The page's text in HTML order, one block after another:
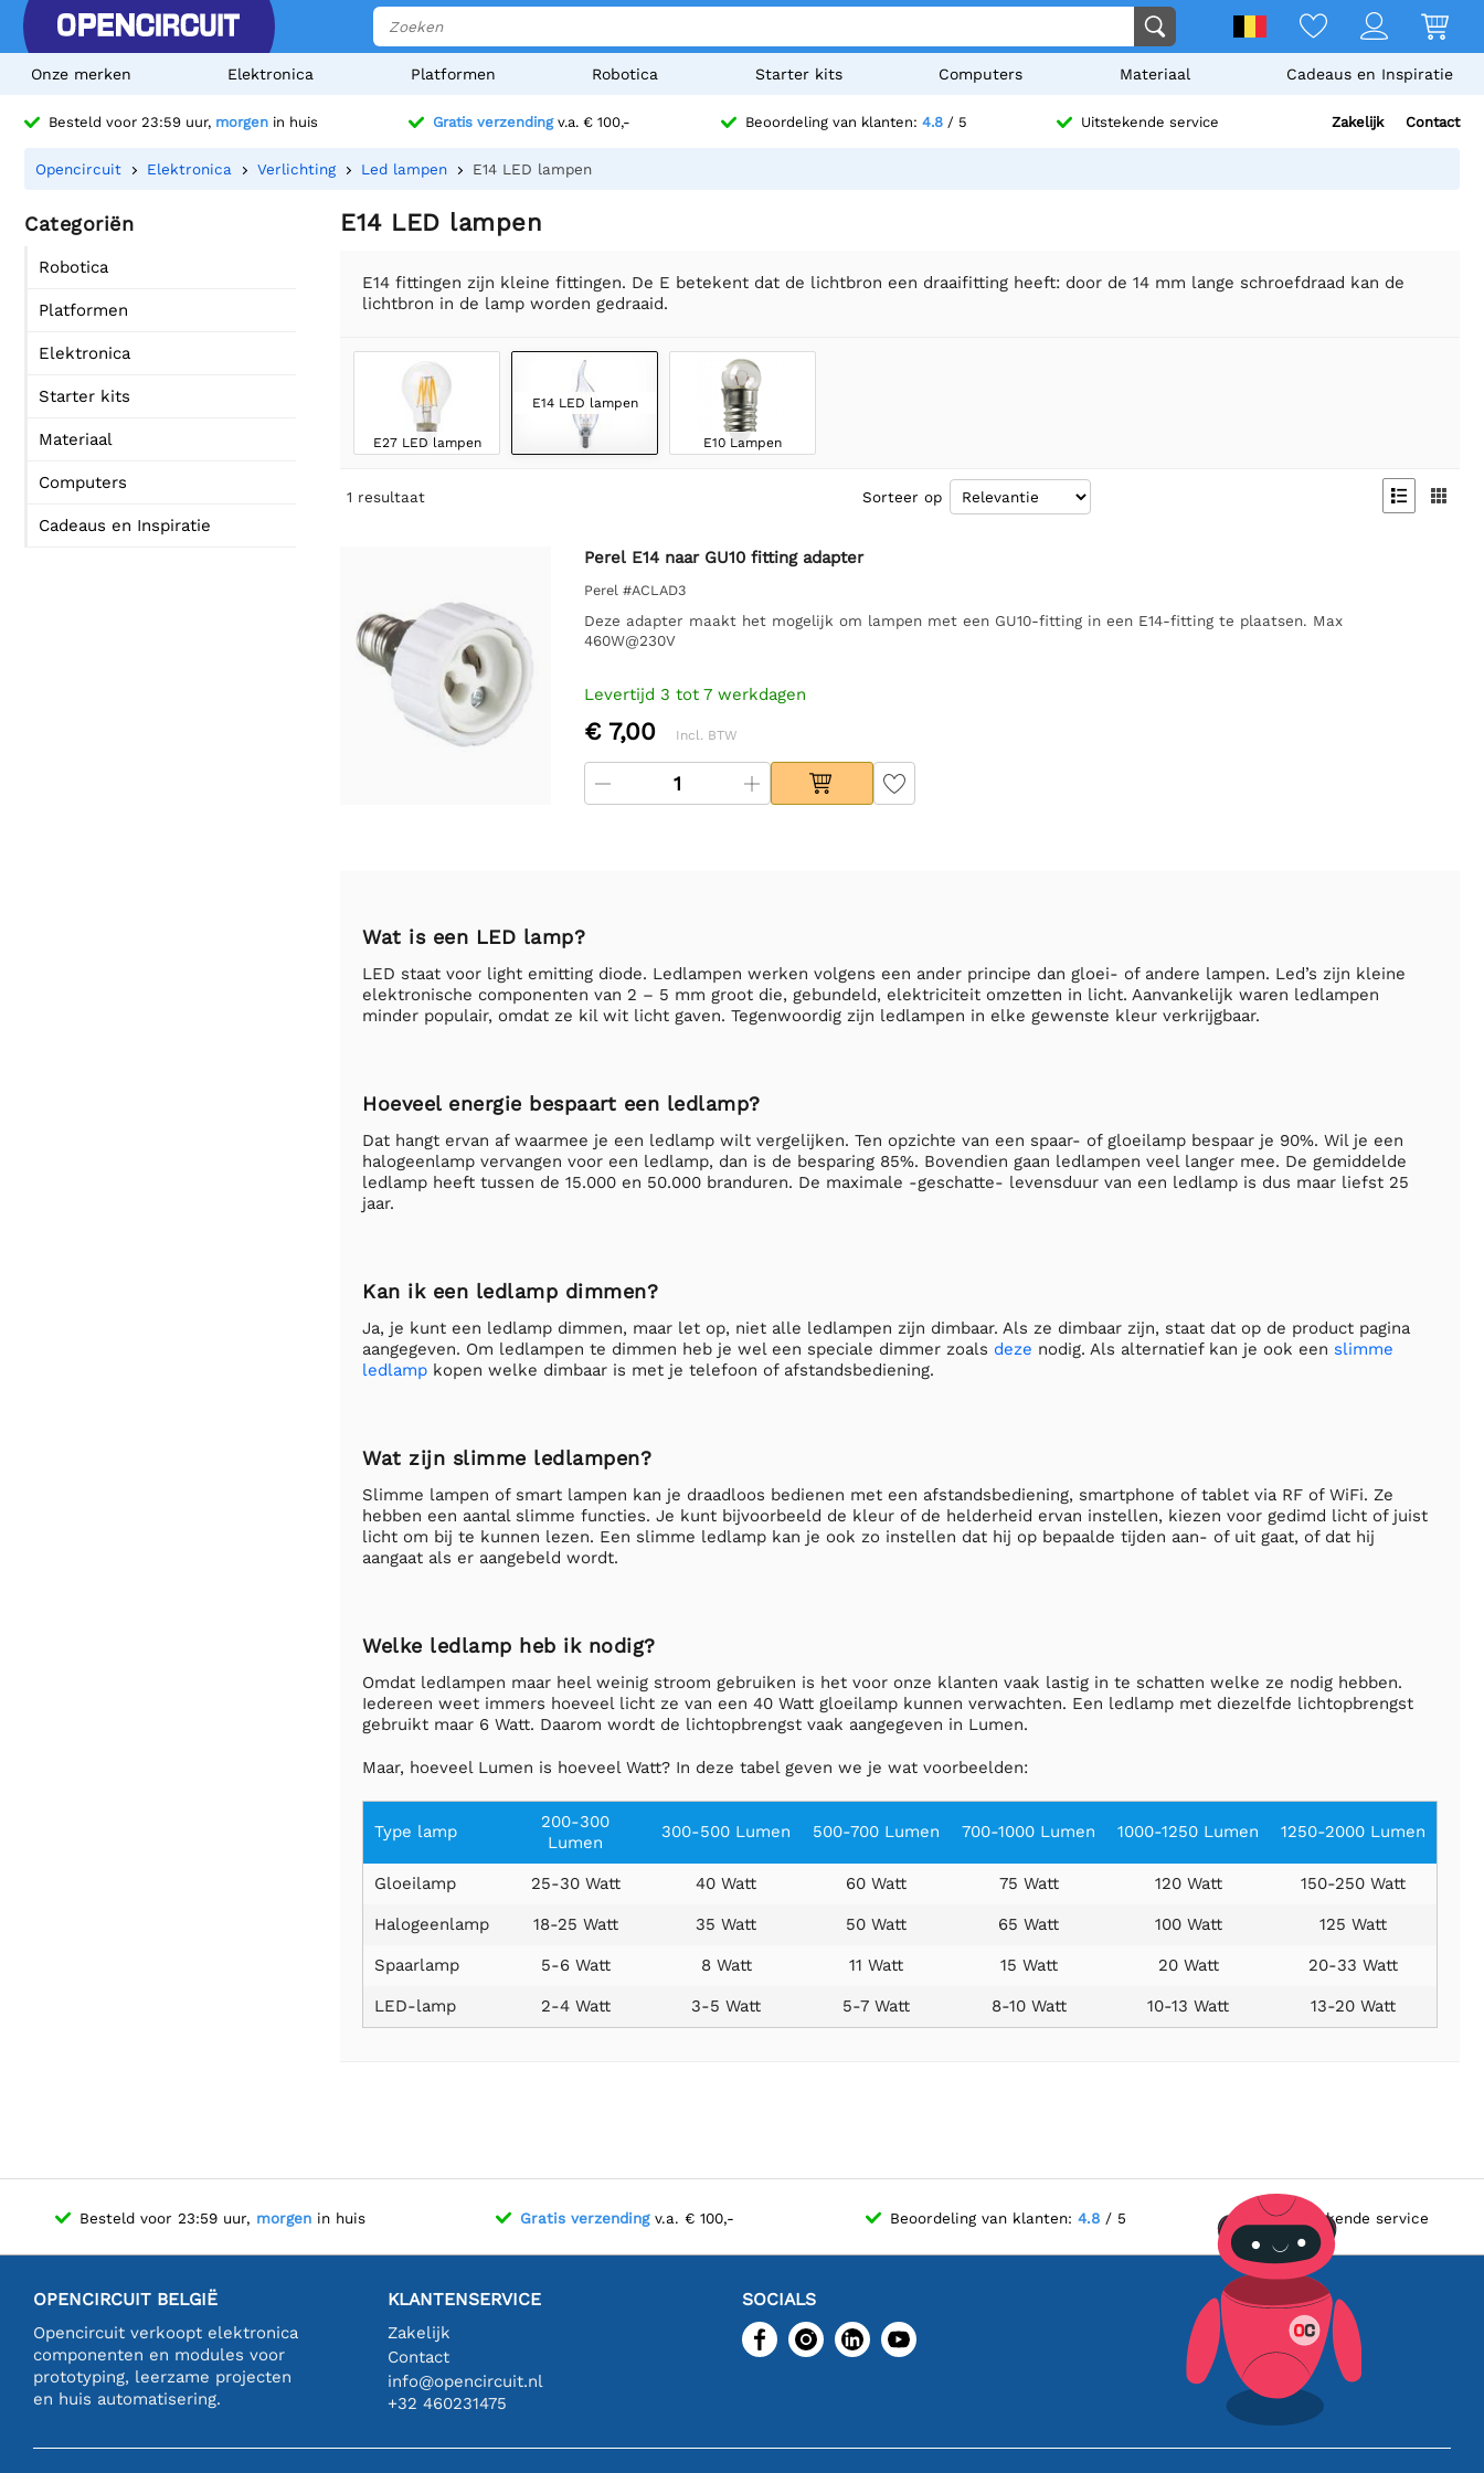
Onze merken Elektronica Platformen Robotica Starter kits Computers Materiaal Cadeaus en Inspiratie
Besteld voor 23:59 uur, morgen in huis Gratis verzendingv.a. € 100,- Beoordeling van klanten: 4.8/ 5 Uitstekende service Zakelijk Contact
Opencircuit Elektronica Verlichting Led lampen E14 LED lampen
Categoriën
Robotica
Platformen
Elektronica
Starter kits
Materiaal
Computers
Cadeaus en Inspiratie
E14 LED lampen
E14 fittingen zijn kleine fittingen. De E betekent dat de lichtbron een draaifitting heeft: door de 14 mm lange schroefdraad kan de
lichtbron in de lamp worden gedraaid.
E27 LED lampen
E14 LED lampen
E10 Lampen
1 resultaat Sorteer op  
Perel E14 naar GU10 fitting adapter
Perel #ACLAD3
Deze adapter maakt het mogelijk om lampen met een GU10-fitting in een E14-fitting te plaatsen. Max
460W@230V
Levertijd 3 tot 7 werkdagen
€ 7,00 Incl. BTW
Wat is een LED lamp?
LED staat voor light emitting diode. Ledlampen werken volgens een ander principe dan gloei- of andere lampen. Led’s zijn kleine
elektronische componenten van 2 – 5 mm groot die, gebundeld, elektriciteit omzetten in licht. Aanvankelijk waren ledlampen
minder populair, omdat ze kil wit licht gaven. Tegenwoordig zijn ledlampen in elke gewenste kleur verkrijgbaar.
Hoeveel energie bespaart een ledlamp?
Dat hangt ervan af waarmee je een ledlamp wilt vergelijken. Ten opzichte van een spaar- of gloeilamp bespaar je 90%. Wil je een
halogeenlamp vervangen voor een ledlamp, dan is de besparing 85%. Bovendien gaan ledlampen veel langer mee. De gemiddelde
ledlamp heeft tussen de 15.000 en 50.000 branduren. De maximale -geschatte- levensduur van een ledlamp is dus maar liefst 25
jaar.
Kan ik een ledlamp dimmen?
Ja, je kunt een ledlamp dimmen, maar let op, niet alle ledlampen zijn dimbaar. Als ze dimbaar zijn, staat dat op de product pagina
aangegeven. Om ledlampen te dimmen heb je wel een speciale dimmer zoals deze nodig. Als alternatief kan je ook een slimme
ledlamp kopen welke dimbaar is met je telefoon of afstandsbediening.
Wat zijn slimme ledlampen?
Slimme lampen of smart lampen kan je draadloos bedienen met een afstandsbediening, smartphone of tablet via RF of WiFi. Ze
hebben een aantal slimme functies. Je kunt bijvoorbeeld de kleur of de helderheid ervan instellen, kiezen voor gedimd licht of juist
licht om bij te kunnen lezen. Een slimme ledlamp kan je ook zo instellen dat hij op bepaalde tijden aan- of uit gaat, of dat hij
aangaat als er aangebeld wordt.
Welke ledlamp heb ik nodig?
Omdat ledlampen maar heel weinig stroom gebruiken is het voor onze klanten vaak lastig in te schatten welke ze nodig hebben.
Iedereen weet immers hoeveel licht ze van een 40 Watt gloeilamp kunnen verwachten. Een ledlamp met diezelfde lichtopbrengst
gebruikt maar 6 Watt. Daarom wordt de lichtopbrengst vaak aangegeven in Lumen.
Maar, hoeveel Lumen is hoeveel Watt? In deze tabel geven we je wat voorbeelden:
Type lamp
200-300
Lumen
300-500 Lumen 500-700 Lumen 700-1000 Lumen 1000-1250 Lumen 1250-2000 Lumen
Gloeilamp 25-30 Watt 40 Watt 60 Watt 75 Watt 120 Watt 150-250 Watt
Halogeenlamp 18-25 Watt 35 Watt 50 Watt 65 Watt 100 Watt 125 Watt
Spaarlamp 5-6 Watt 8 Watt 11 Watt 15 Watt 20 Watt 20-33 Watt
LED-lamp 2-4 Watt 3-5 Watt 5-7 Watt 8-10 Watt 10-13 Watt 13-20 Watt
Besteld voor 23:59 uur, morgen in huis Gratis verzendingv.a. € 100,- Beoordeling van klanten: 4.8/ 5 Uitstekende service
OPENCIRCUIT BELGIË
Opencircuit verkoopt elektronica
componenten en modules voor
prototyping, leerzame projecten
en huis automatisering.
KLANTENSERVICE
Zakelijk
Contact
info@opencircuit.nl
+32 460231475
SOCIALS